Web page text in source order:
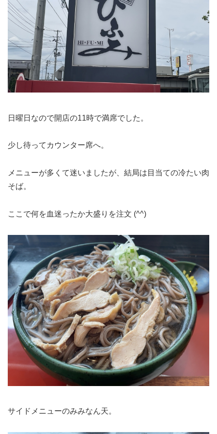
日曜日なので開店の11時で満席でした。
少し待ってカウンター席へ。
メニューが多くて迷いましたが、結局は目当ての冷たい肉
そば。
ここで何を血迷ったか大盛りを注文 (^^)
サイドメニューのみみなん天。